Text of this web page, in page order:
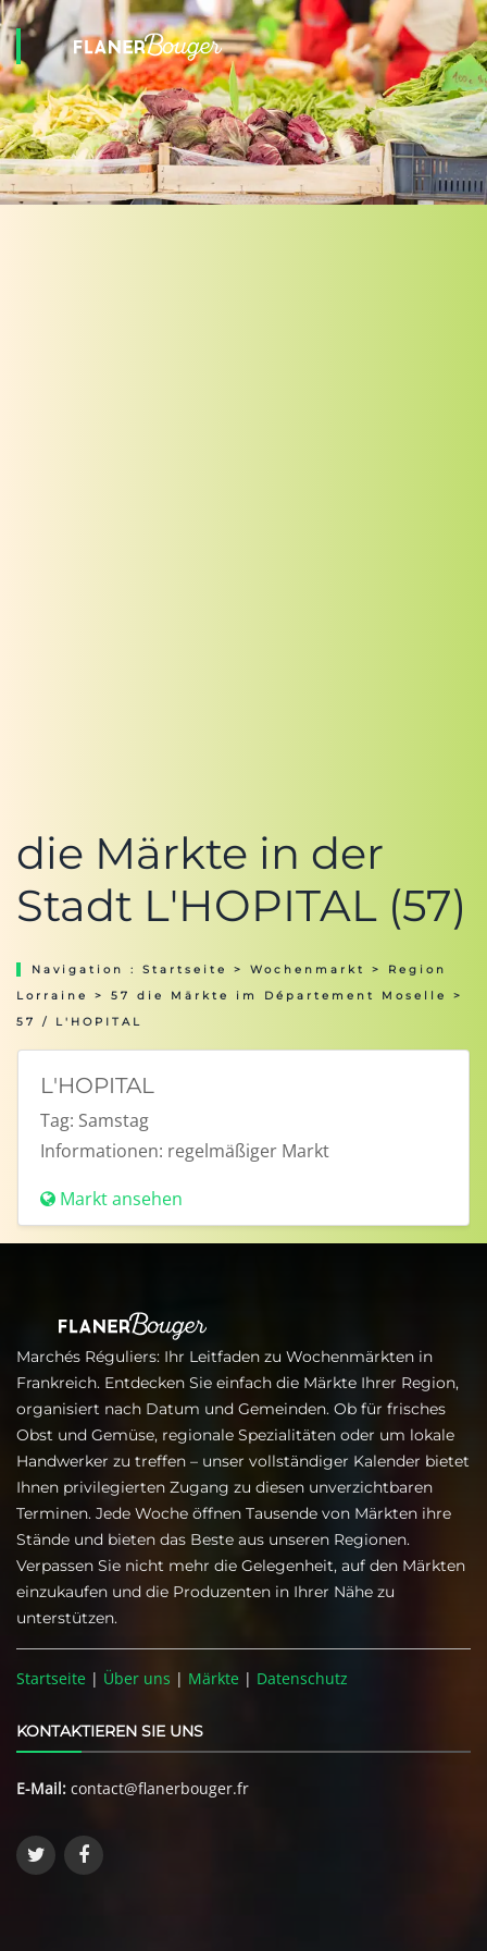
die Märkte in der
Stadt L'HOPITAL (57)
Navigation : Startseite > Wochenmarkt > Region
Lorraine
> 57 die Märkte im Département Moselle
>
57 / L'HOPITAL
L'HOPITAL
Tag: Samstag
Informationen: regelmäßiger Markt
Markt ansehen
Marchés Réguliers: Ihr Leitfaden zu Wochenmärkten in
Frankreich. Entdecken Sie einfach die Märkte Ihrer Region,
organisiert nach Datum und Gemeinden. Ob für frisches
Obst und Gemüse, regionale Spezialitäten oder um lokale
Handwerker zu treffen – unser vollständiger Kalender bietet
Ihnen privilegierten Zugang zu diesen unverzichtbaren
Terminen. Jede Woche öffnen Tausende von Märkten ihre
Stände und bieten das Beste aus unseren Regionen.
Verpassen Sie nicht mehr die Gelegenheit, auf den Märkten
einzukaufen und die Produzenten in Ihrer Nähe zu
unterstützen.
Startseite | Über uns | Märkte | Datenschutz
KONTAKTIEREN SIE UNS
E-Mail: contact@flanerbouger.fr